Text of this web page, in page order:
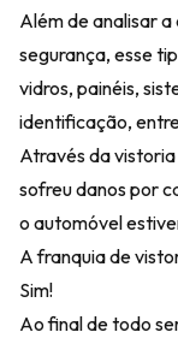
Além de analisar
segurança, esse
vidros, painéis,
identificação,
Através da
sofreu danos por
o automóvel
A franquia de
Sim!
Ao final de todo